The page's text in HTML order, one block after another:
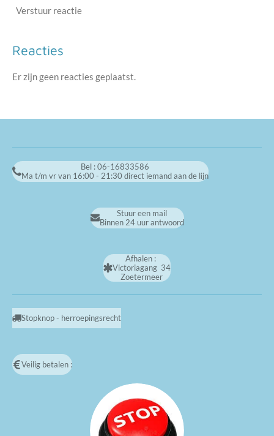
Verstuur reactie
Reacties
Er zijn geen reacties geplaatst.
Bel : 06-16833586
Ma t/m vr van 16:00 - 21:30 direct iemand aan de lijn
Stuur een mail
Binnen 24 uur antwoord
Afhalen :
Victoriagang 34
Zoetermeer
Stopknop - herroepingsrecht
Veilig betalen :